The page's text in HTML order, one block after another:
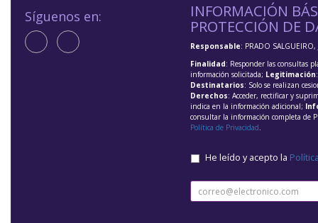
Síguenos en: INFORMACIÓN
PROTECCIÓN DE
Responsable: PRADO SALGUEIRO,
Finalidad: Responder las consultas
información solicitada; Legitimación
Destinatarios: Solo se realizan
Derechos: Acceder, rectificar y
indica en la información adicional;
consultar la información completa de
Política de Privacidad.
He leído y acepto la